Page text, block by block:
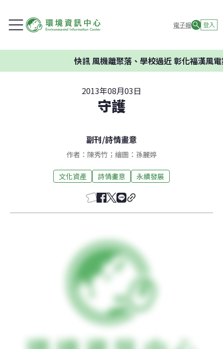
電子報 登入
快訊風機離聚落、學校過近 彰化福漢風電
2013年08月03日
守護
副刊/詩情畫意
作者：陳秀竹；繪圖：孫麗婷
文化資產 詩情畫意 永續發展